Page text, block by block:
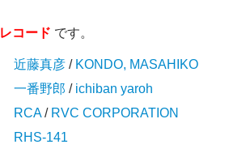
レコード です。
近藤真彦/ KONDO, MASAHIKO
一番野郎 / ichiban yaroh
RCA/ RVC CORPORATION
RHS-141